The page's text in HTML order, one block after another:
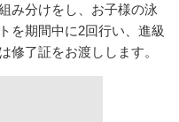
み分けをし、お子様の泳
を期間中に2回行い、進級
修了証をお渡しします。